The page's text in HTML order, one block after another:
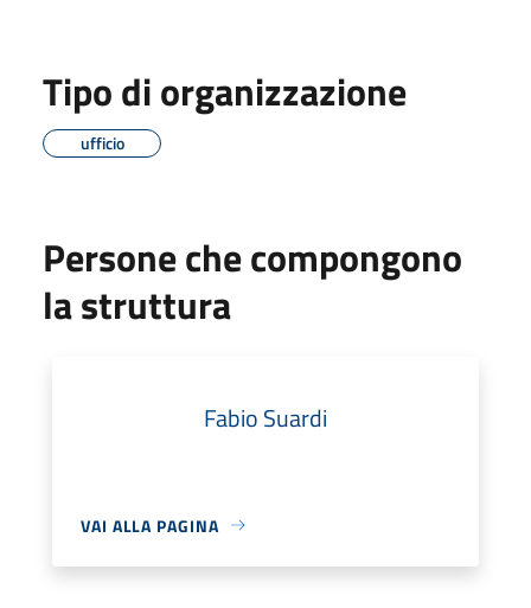
Tipo di organizzazione
ufficio
Persone che compongono
la struttura
Fabio Suardi
VAI ALLA PAGINA